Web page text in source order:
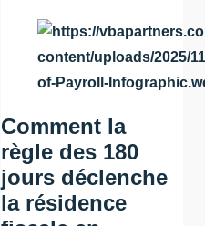
Comment la
règle des 180
jours déclenche
la résidence